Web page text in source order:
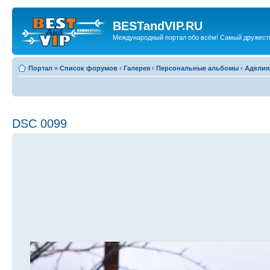
BESTandVIP.RU
Международный портал обо всём! Самый
Портал » Список форумов ‹ Галерея ‹ Персональные альбомы ‹ Аделия
DSC 0099